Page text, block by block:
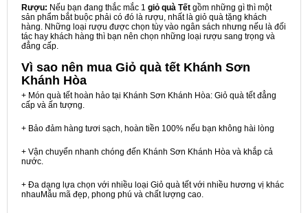
Rượu: Nếu bạn đang thắc mắc 1 giỏ quà Tết gồm những gì thì một
sản phẩm bắt buộc phải có đó là rượu, nhất là giỏ quà tặng khách
hàng. Những loại rượu được chọn tùy vào ngân sách nhưng nếu là đối
tác hay khách hàng thì bạn nên chọn những loại rượu sang trọng và
đẳng cấp.
Vì sao nên mua Giỏ quà tết Khánh Sơn
Khánh Hòa
+ Món quà tết hoàn hảo tại Khánh Sơn Khánh Hòa: Giỏ quà tết đẳng
cấp và ấn tượng.
+ Bảo đảm hàng tươi sạch, hoàn tiền 100% nếu bạn không hài lòng
+ Vận chuyển nhanh chóng đến Khánh Sơn Khánh Hòa và khắp cả
nước.
+ Đa dạng lựa chọn với nhiều loại Giỏ quà tết với nhiều hương vị khác
nhauMẫu mã đẹp, phong phú và chất lượng cao.